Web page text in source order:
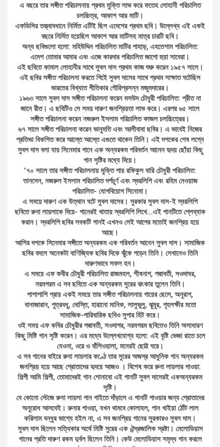
এ বছরে তার সঙ্গীত পরিচালনায় প্রথম মুক্তি লাভ করে ফতেহ লোহানী পরিচালিত
চলচ্চিত্র, আকাশ আর মাটি।
এফডিসির তত্ত্বাবধানে নির্মিত এটিই ছিল এদেশের প্রথম ছবি। উল্লেখ্য এই একই
বছরে নির্মিত হয়েছিল আকাশ আর মাটিসহ মাত্র চারটি ছবি।
অন্য ছবিগুলো হলো: মহিউদ্দিন পরিচালিত মাটির পাহাড়, এহতেশাম পরিচালিত:
এদেশ তোমার আমার এবং এজে কারদার পরিচালিত জাগো হুয়া সাবেরা।
এই ছবিতে কামাল লোহানীর সাথে সুবল দাস প্রথম কাজ শুরু করেন ১৯৫৭ সালে।
এই ছবির সঙ্গীত পরিচালনা করতে গিইে সুবল দাসের সাথে প্রথম সাক্ষাত ঘটেছিল
ভারতের বিখ্যাত গীতিকার গৌরিপ্রসন্ন মজুমদারের।
১৯৬৩ সালে সুবল দাস সঙ্গীত পরিচালনা করেন মসউদ চৌধুরী পরিচালিত: প্রীত না
জানে রীত। এ ছবিটিও সে সময় দারুণ জনপ্রিয়তা লাভ করে। এরপর ৬৫ সালে
সঙ্গীত পরিচালনা করেন নজরুল ইসলাম পরিচালিত কাজল চলচ্চিত্রের।
৬৭ সালে সঙ্গীত পরিচালনা করেন ভানুমতি এবং আলীবাবা ছবির। এ ভাবেই নিজের
প্রতিভা বিকশিত করে আস্তে আস্তে এগুতে থাকেন তিনি। এই দশকের শেষ লগ্নে
সুবল দাস বলা যায় সিনেমার গানে এক অন্যরকম পরিবর্তন আনেন হৃদয় ছোঁয়া কিছু
গান সৃষ্টির মধ্যে দিয়ে।
’৭০ সালে তার সঙ্গীত পরিচালনায় মুক্তি পায় রফিকুল বারি চৌধুরী পরিচালিত:
তানসেন, নজরুল ইসলাম পরিচালিত দর্পচূর্ণ এবং স্বরলিপি এবং রহিম নেওয়াজ
পরিচালিত- যোগবিয়োগ সিনোমা।
এ সময়ে দারুণ এক উত্থান ঘটে সুবল দাসের। সুরকার সুবল দাস-ই স্বরলিপি
ছবিতে রুনা লায়লাকে দিয়ে- গানেরই খাতায় স্বরলিপি লিখে…এই গানটিতে প্লেব্যাক
করান। স্বরলিপি ছবির সবকটি গানই এখনও সেই আগের মতোই জনপ্রিয় হয়ে
আছে।
আশির দশকে সিনেমার সঙ্গীতে অন্যরকম এক পরিবর্তন আনেন সুবল দাস। সামাজিক
ছবির বদলে অনেকটা বাণিজ্যিক ছবির দিকে ঝুঁকে পড়েন তিনি। সেখানেও তিনি
দারুণভাবে সফল হন।
এ সময়ে এফ কবীর চৌধুরী পরিচালিত রাজমহল, শীষনাগ, পদ্মাবতী, সওদাঘর,
নরমগরম এ সব ছবিতে এক অন্যরকম সুরের ঝংকার তুলেন তিনি।
পাশাপাশি প্রায় একই সময়ে তার সঙ্গীত পরিচালনায় গায়ের ছেলে, অনুরাগ,
বানাজারান, পুত্রবধূ, দোস্তি, হারানো মানিক, লালুভুলু, ঝুমুর, গৃহলক্ষীর মতো
সামাজিক-পারিবারিক ছবিও সুপার হিট করে।
ওই সময় এফ কবির চৌধুরীর পদ্মাবতী, সওদাগর, নরমগরম ছবিতেও তিনি অসাধারণ
কিছু মিষ্টি গান সৃষ্টি করেন। এর মধ্যে উল্লেখযোগ্য হলো: এই বৃষ্টি ভেজা রাতে চলে
যেওনা, ওরে ও বাঁশিওয়ালা, মনেরই ছোট্ট ঘরে।
এ সব গানের বাইরে রুনা লায়লার কণ্ঠে তার সুরের অজস্র আধুনিক গান অন্যরকম
জনপ্রিয় হয়ে আছে শ্রোতাদের হৃদয়ে আজও । বিশেষ করে রুনা লায়লার গাওয়া:
শিল্পী আমি শিল্পী, তোমাদেরই গান শোনাবো এই গানটি সুবল দাসেরই একঅন্যরকম
সৃষ্টি।
যে কোনো স্টেজে রুনা লায়লা গান গাইতে দাঁড়ালে এ গানটি গাওয়ার জন্য শ্রোতাদের
অনুরোধ আসবেই। রুনার গাওয়া, যখন থামবে কোলাহল, পান খাইয়া ঠোঁট লাল
করিলাম বন্ধুর ভাগ্যে হইল না, এ সব জনপ্রিয় গানের সুরকারও সুবল দাস।
সুবল দাস ছিলেন সত্যিকার অর্থে মিষ্টি সুরের এক ঐন্দ্রজালিক স্রষ্টা। মেলোডিয়াস
গানের প্রতি দারুণ রকম দুর্বল ছিলেন তিনি। কেউ মেলোডিয়াস সমৃদ্ধ গান করলে